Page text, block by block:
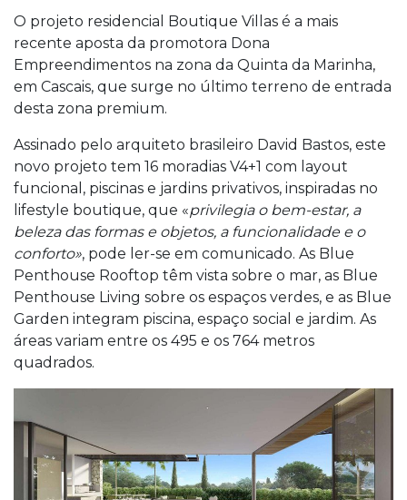
O projeto residencial Boutique Villas é a mais
recente aposta da promotora Dona
Empreendimentos na zona da Quinta da Marinha,
em Cascais, que surge no último terreno de entrada
desta zona premium.
Assinado pelo arquiteto brasileiro David Bastos, este
novo projeto tem 16 moradias V4+1 com layout
funcional, piscinas e jardins privativos, inspiradas no
lifestyle boutique, que «privilegia o bem-estar, a
beleza das formas e objetos, a funcionalidade e o
conforto», pode ler-se em comunicado. As Blue
Penthouse Rooftop têm vista sobre o mar, as Blue
Penthouse Living sobre os espaços verdes, e as Blue
Garden integram piscina, espaço social e jardim. As
áreas variam entre os 495 e os 764 metros
quadrados.